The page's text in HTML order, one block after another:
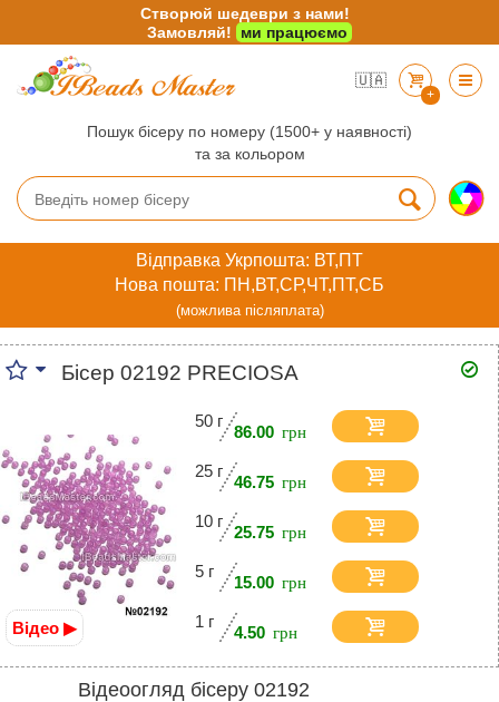
🇺🇦
+
Пошук бісеру по номеру (1500+ у наявності)
та за кольором
Відправка Укрпошта: ВТ,ПТ
Нова пошта: ПН,ВТ,СР,ЧТ,ПТ,СБ
(можлива післяплата)
Бісер 02192 PRECIOSA
Відео ▶
50 г
86.00
25 г
46.75
10 г
25.75
5 г
15.00
1 г
4.50
Відеоогляд бісеру 02192
Створюй шедеври з нами!
Замовляй!
ми працюємо